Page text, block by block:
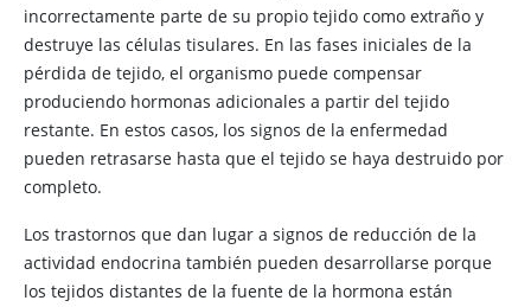
incorrectamente parte de su propio tejido como extraño y
destruye las células tisulares. En las fases iniciales de la
pérdida de tejido, el organismo puede compensar
produciendo hormonas adicionales a partir del tejido
restante. En estos casos, los signos de la enfermedad
pueden retrasarse hasta que el tejido se haya destruido por
completo.
Los trastornos que dan lugar a signos de reducción de la
actividad endocrina también pueden desarrollarse porque
los tejidos distantes de la fuente de la hormona están